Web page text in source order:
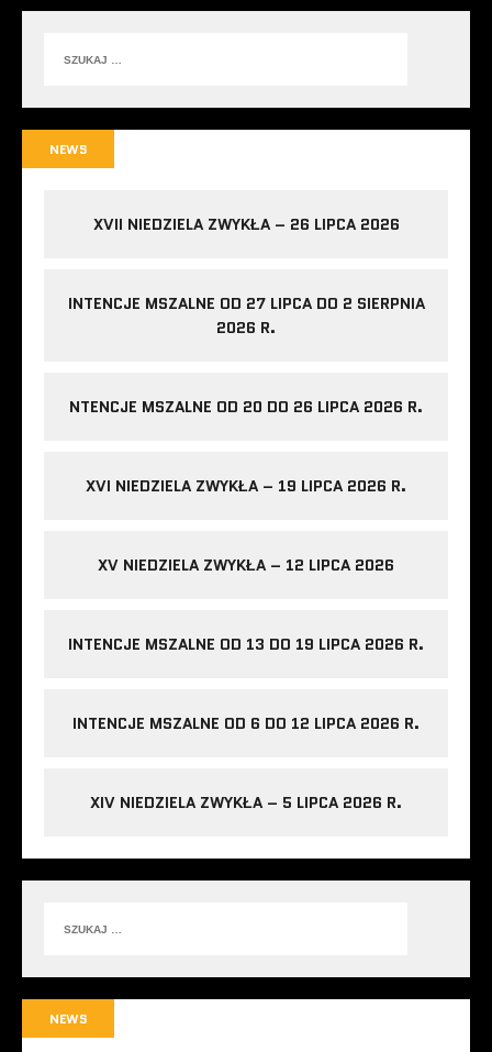
NEWS
XVII NIEDZIELA ZWYKŁA – 26 LIPCA 2026
INTENCJE MSZALNE OD 27 LIPCA DO 2 SIERPNIA
2026 R.
NTENCJE MSZALNE OD 20 DO 26 LIPCA 2026 R.
XVI NIEDZIELA ZWYKŁA – 19 LIPCA 2026 R.
XV NIEDZIELA ZWYKŁA – 12 LIPCA 2026
INTENCJE MSZALNE OD 13 DO 19 LIPCA 2026 R.
INTENCJE MSZALNE OD 6 DO 12 LIPCA 2026 R.
XIV NIEDZIELA ZWYKŁA – 5 LIPCA 2026 R.
NEWS